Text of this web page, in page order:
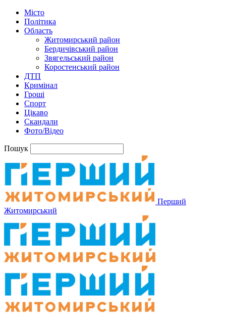
Місто
Політика
Область
Житомирський район
Бердичівський район
Звягельський район
Коростенський район
ДТП
Кримінал
Гроші
Спорт
Цікаво
Скандали
Фото/Відео
Пошук
Перший
Житомирський